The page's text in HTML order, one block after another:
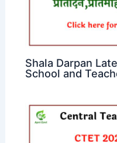
Shala Darpan
School and